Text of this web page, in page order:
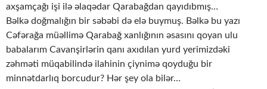
axşamçağı işi ilə əlaqədar Qarabağdan qayıdıbmış…
Bəlkə doğmalığın bir səbəbi də elə buymuş. Bəlkə bu yazı
Cəfərağa müəllimə Qarabağ xanlığının əsasını qoyan ulu
babalarım Cavanşirlərin qanı axıdılan yurd yerimizdəki
zəhməti müqabilində ilahinin çiynimə qoyduğu bir
minnətdarlıq borcudur? Hər şey ola bilər…